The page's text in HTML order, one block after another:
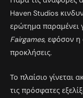
Haven Studios
ερώτημα παραμένει
Fairgames, εφόσον η
προκλήσεις.
Το πλαίσιο γίνεται
τις πρόσφατες